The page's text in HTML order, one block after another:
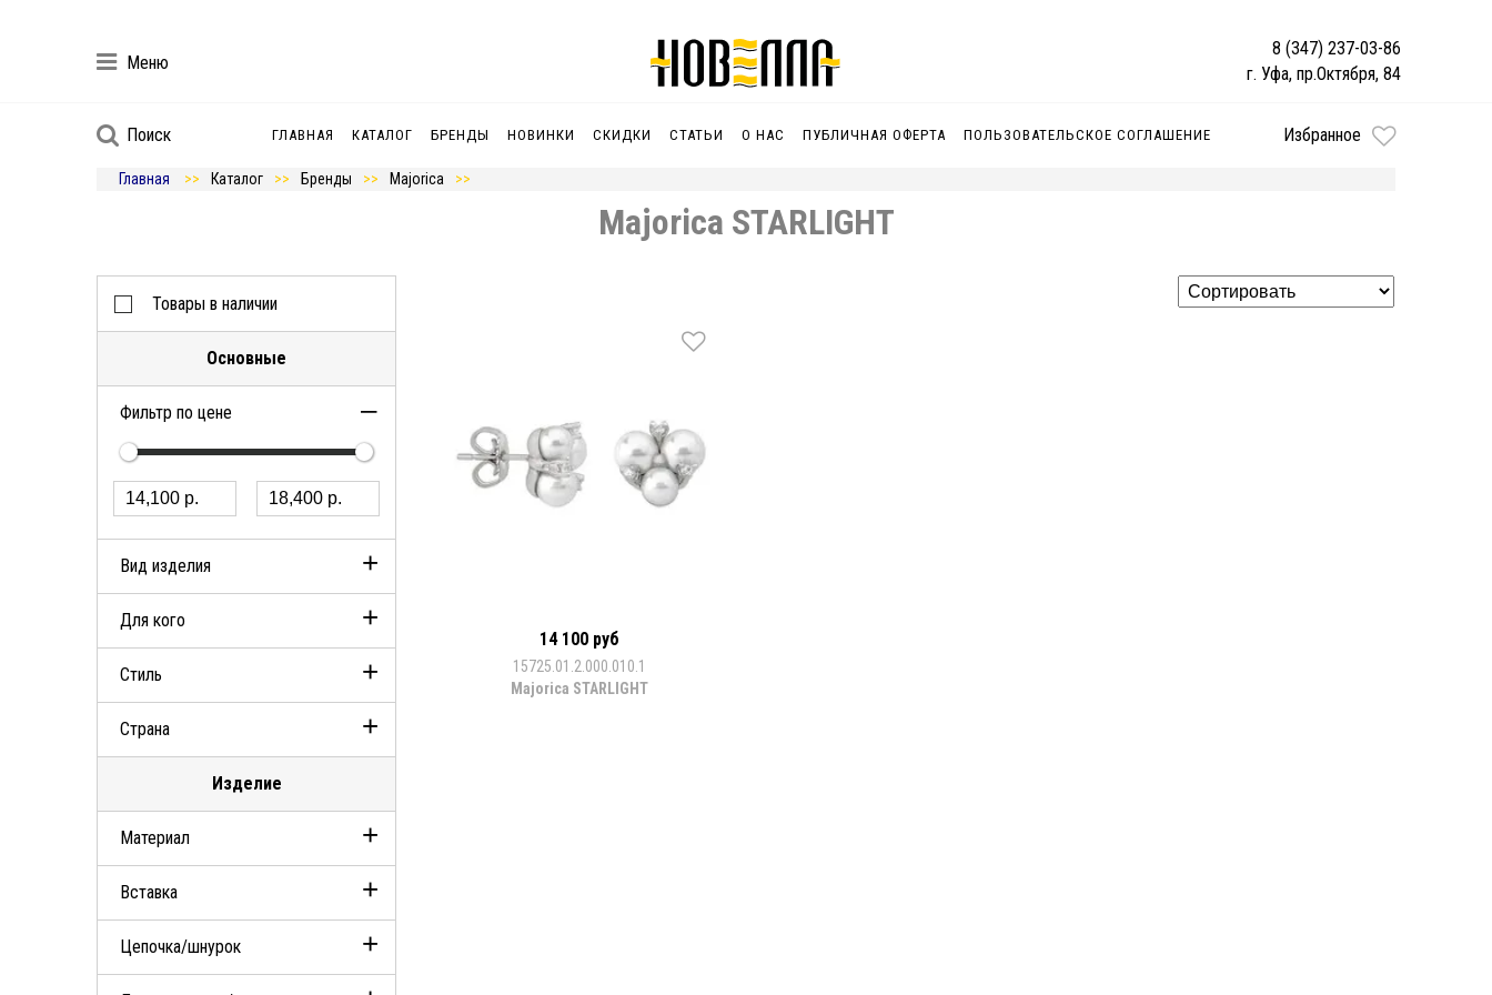
Меню
8 (347) 237-03-86
г. Уфа, пр.Октября, 84
Поиск ГЛАВНАЯ КАТАЛОГ БРЕНДЫ НОВИНКИ СКИДКИ СТАТЬИ О НАС ПУБЛИЧНАЯ ОФЕРТА ПОЛЬЗОВАТЕЛЬСКОЕ СОГЛАШЕНИЕ Избранное
Главная Каталог Бренды Majorica
Majorica STARLIGHT
Товары в наличии
Основные
Фильтр по цене
Вид изделия
Серьги
Колье
Для кого
Женские
Стиль
Classic
Страна
Изделие
Материал
Серебро 925
Вставка
Органический жемчуг
Цепочка/шнурок
14 100 руб
15725.01.2.000.010.1
Majorica STARLIGHT